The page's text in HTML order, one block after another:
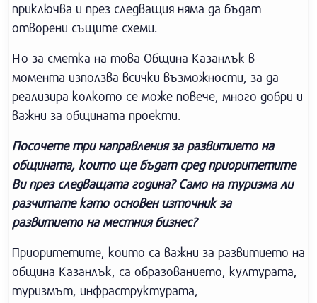
приключва и през следващия няма да бъдат
отворени същите схеми.
Но за сметка на това Община Казанлък в
момента използва всички възможности, за да
реализира колкото се може повече, много добри и
важни за общината проекти.
Посочете три направления за развитието на
общината, които ще бъдат сред приоритетите
Ви през следващата година? Само на туризма ли
разчитате като основен източник за
развитието на местния бизнес?
Приоритетите, които са важни за развитието на
община Казанлък, са образованието, културата,
туризмът, инфраструктурата,